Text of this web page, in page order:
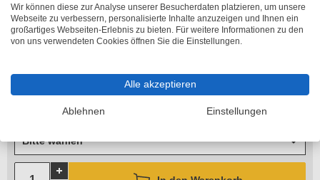
inkl. MwSt.
zzgl. 45,22 €Versandkosten
Lieferzeit 2-5 Arbeitstage
Bitte wählen
Wir können diese zur Analyse unserer Besucherdaten platzieren, um unsere
Webseite zu verbessern, personalisierte Inhalte anzuzeigen und Ihnen ein
großartiges Webseiten-Erlebnis zu bieten. Für weitere Informationen zu den
von uns verwendeten Cookies öffnen Sie die Einstellungen.
Alle akzeptieren
Ablehnen Einstellungen